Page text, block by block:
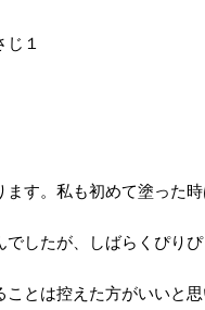
１
す。私も初めて塗った時
したが、しばらくぴりぴ
ことは控えた方がいいと